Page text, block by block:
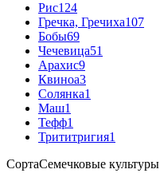
Рис124
Гречка, Гречиха107
Бобы69
Чечевица51
Арахис9
Квиноа3
Солянка1
Маш1
Тефф1
Трититригия1
СортаСемечковые культуры